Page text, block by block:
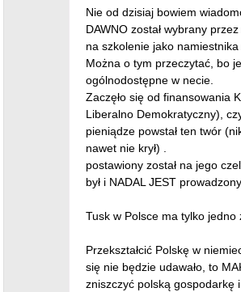
Nie od dzisiaj bowiem
DAWNO został wybrany
na szkolenie jako
Można o tym przeczytać, bo
ogólnodostępne w necie.
Zaczęło się od finansowania
Liberalno Demokratyczny),
pieniądze powstał ten twór
nawet nie krył) .
postawiony został na jego
był i NADAL JEST
Tusk w Polsce ma tylko jedno
Przekształcić Polskę w
się nie będzie udawało, to
zniszczyć polską gospodarkę